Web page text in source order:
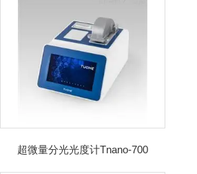
超微量分光光度计Tnano-700